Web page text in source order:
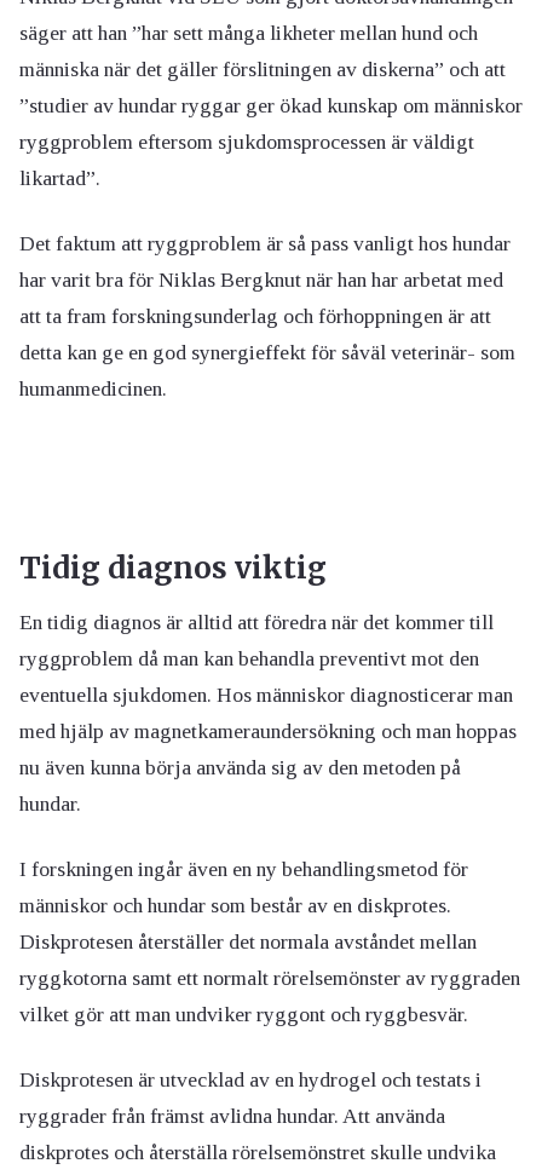
säger att han ”har sett många likheter mellan hund och
människa när det gäller förslitningen av diskerna” och att
”studier av hundar ryggar ger ökad kunskap om människor
ryggproblem eftersom sjukdomsprocessen är väldigt
likartad”.
Det faktum att ryggproblem är så pass vanligt hos hundar
har varit bra för Niklas Bergknut när han har arbetat med
att ta fram forskningsunderlag och förhoppningen är att
detta kan ge en god synergieffekt för såväl veterinär- som
humanmedicinen.
Tidig diagnos viktig
En tidig diagnos är alltid att föredra när det kommer till
ryggproblem då man kan behandla preventivt mot den
eventuella sjukdomen. Hos människor diagnosticerar man
med hjälp av magnetkameraundersökning och man hoppas
nu även kunna börja använda sig av den metoden på
hundar.
I forskningen ingår även en ny behandlingsmetod för
människor och hundar som består av en diskprotes.
Diskprotesen återställer det normala avståndet mellan
ryggkotorna samt ett normalt rörelsemönster av ryggraden
vilket gör att man undviker ryggont och ryggbesvär.
Diskprotesen är utvecklad av en hydrogel och testats i
ryggrader från främst avlidna hundar. Att använda
diskprotes och återställa rörelsemönstret skulle undvika